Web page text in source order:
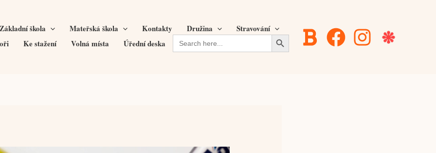
Základní škola Mateřská škola Kontakty Družina
Stravování
Ke stažení Volná místa Úřední deska Search
for:
Search Button